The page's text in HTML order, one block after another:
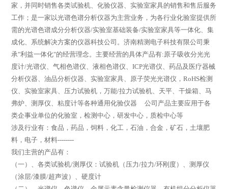
家，并同时销售各类试验机、化验仪器、实验室家具的销售和售后服务
工作；是一家以光谱色谱分析仪器为主营业务，为各行业化验室提供所
需的光谱色谱成分分析仪器/实验室基础装备/实验室家具等一体化、集
成化、系统解决方案的仪器科技公司。济南精测电子科技有限公司秉
承"利益一体化"的经营理念。主要经营的具体产品有:原子吸收分光光
度计/光谱仪、气相色谱仪、液相色谱仪、ICP光谱仪、药品及医疗器械
分析仪器、油品分析仪器、实验室家具、原子荧光光谱仪，RoHS检测
仪、实验室家具、压力试验机，万能/拉力试验机、天平、干燥箱、马
弗炉、测厚仪、粘度计等各种通用化验仪器 公司产品主要应用于各
类企事业单位的化验室，检测中心，研发中心，质检中心等
涉及行业有：食品，药品，饲料，化工，石油，合金，矿石，土壤肥
料，电子，材料--------
我们主营的产品有：
（一）、各类试验机/测厚仪：试验机（压力/拉力/环刚度）、测厚仪
（涂层/漆膜/超声波）、硬度计